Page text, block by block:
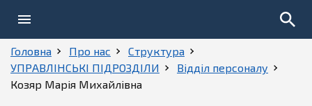
Головна Про нас
Структура
УПРАВЛІНСЬКІ ПІДРОЗДІЛИ
Відділ персоналу
Козяр Марія Михайлівна